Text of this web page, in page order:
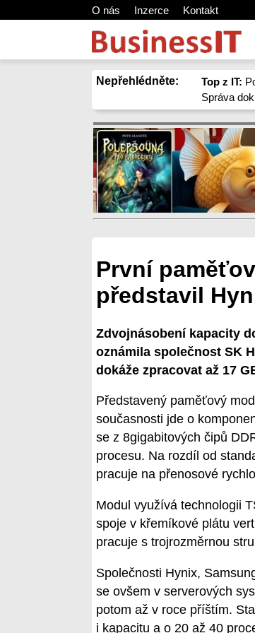
O nás Inzerce Kontakt
Nepřehlédněte: Top z IT:
Správa
První
představil
Zdvojnásobení kapacity
oznámila společnost SK
dokáže zpracovat až 17
Představený paměťový
současnosti jde o
se z 8gigabitových čipů
procesu. Na rozdíl od
pracuje na přenosové
Modul využívá technologii
spoje v křemíkové plátu
pracuje s trojrozměrnou
Společnosti Hynix,
se ovšem v serverových
potom až v roce příštím.
i kapacitu a o 20 až 40